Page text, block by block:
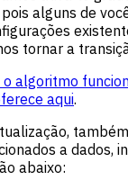
alguns de
tornar a
o algoritmo
aqui.
a dados,
abaixo: